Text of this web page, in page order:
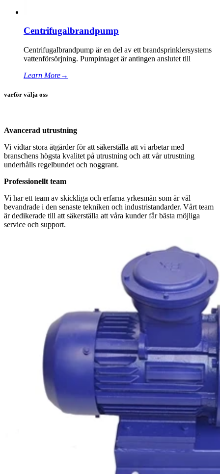
Centrifugalbrandpump
Centrifugalbrandpump är en del av ett brandsprinklersystems
vattenförsörjning. Pumpintaget är antingen anslutet till
Learn More→
varför välja oss
Avancerad utrustning
Vi vidtar stora åtgärder för att säkerställa att vi arbetar med
branschens högsta kvalitet på utrustning och att vår utrustning
underhålls regelbundet och noggrant.
Professionellt team
Vi har ett team av skickliga och erfarna yrkesmän som är väl
bevandrade i den senaste tekniken och industristandarder. Vårt team
är dedikerade till att säkerställa att våra kunder får bästa möjliga
service och support.